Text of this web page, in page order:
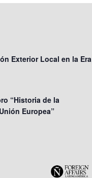
Exterior Local en la Era
“Historia de la
Europea”